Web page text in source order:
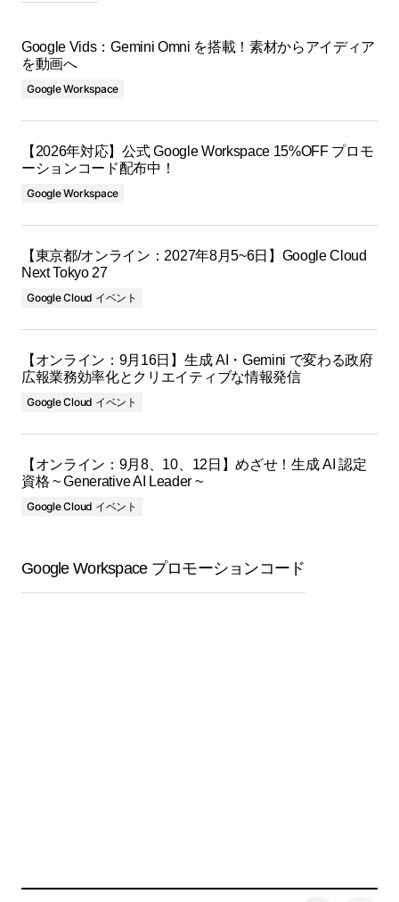
Google Vids：Gemini Omni を搭載！素材からアイディア
を動画へ
Google Workspace
【2026年対応】公式 Google Workspace 15%OFF プロモ
ーションコード配布中！
Google Workspace
【東京都/オンライン：2027年8月5~6日】Google Cloud
Next Tokyo 27
Google Cloud イベント
【オンライン：9月16日】生成 AI・Gemini で変わる政府
広報業務効率化とクリエイティブな情報発信
Google Cloud イベント
【オンライン：9月8、10、12日】めざせ！生成 AI 認定
資格 ~ Generative AI Leader ~
Google Cloud イベント
Google Workspace プロモーションコード